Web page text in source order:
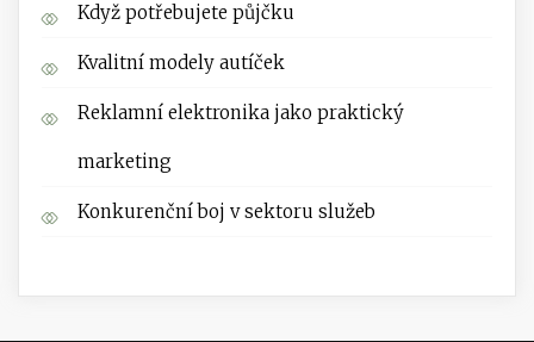
Když potřebujete půjčku
Kvalitní modely autíček
Reklamní elektronika jako praktický
marketing
Konkurenční boj v sektoru služeb